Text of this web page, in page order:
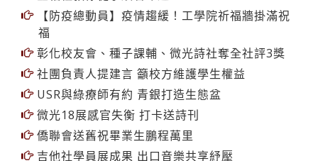
嘉雲之夜好嗨！社員獻映Youtuber大亂鬥
星相社教你從掌紋看命運
【防疫總動員】疫情趨緩！工學院祈福牆掛滿祝
福
彰化校友會、種子課輔、微光詩社奪全社評3獎
社團負責人提建言 籲校方維護學生權益
USR與綠療師有約 青銀打造生態盆
微光18展感官失衡 打卡送詩刊